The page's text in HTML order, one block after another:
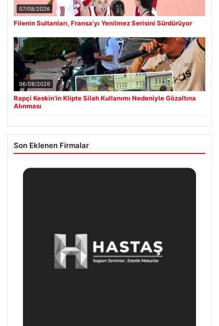
07/08/2026
Filenin Sultanları, Fransa’yı Yenilmez Serisini Sürdürüyor
06/08/2026
Rapçi Keskin’in Klipte Silah Kullanımı Nedeniyle Gözaltına
Alınması
Son Eklenen Firmalar